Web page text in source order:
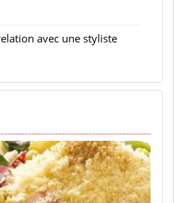
avec une styliste